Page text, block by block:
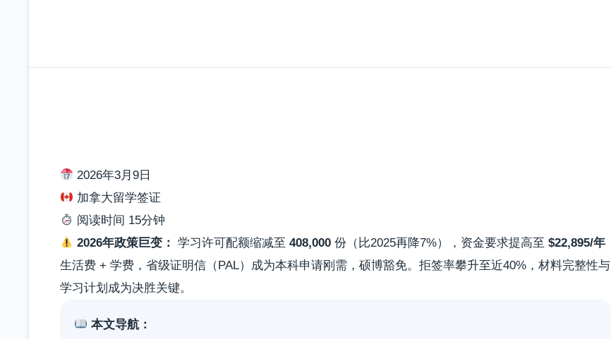
2026年3月9日
加拿大留学签证
阅读时间 15分钟
2026年政策巨变： 学习许可配额缩减至408,000 份（比2025再降7%），资金要求提高至$22,895/年
生活费 + 学费，省级证明信（PAL）成为本科申请刚需，硕博豁免。拒签率攀升至近40%，材料完整性与
学习计划成为决胜关键。
本文导航：